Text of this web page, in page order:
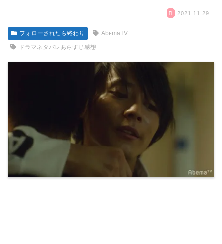
2021.11.29
フォローされたら終わり
AbemaTV
ドラマネタバレあらすじ感想